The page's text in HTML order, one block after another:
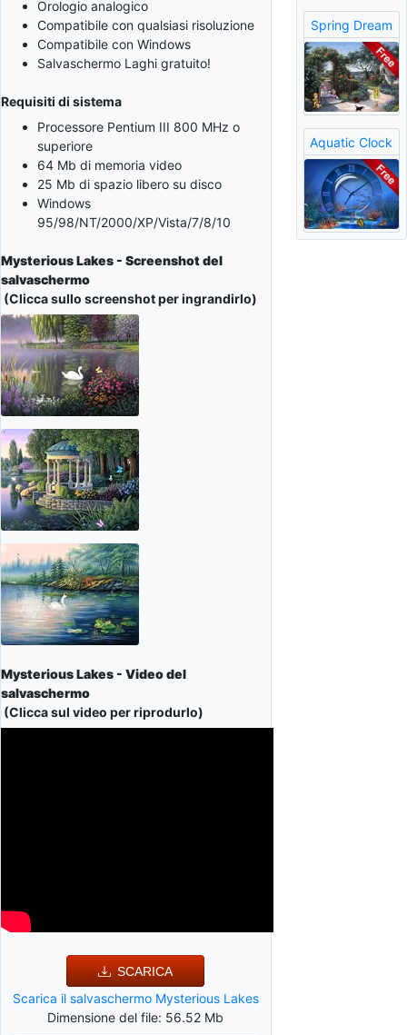
Orologio analogico
Compatibile con qualsiasi risoluzione
Compatibile con Windows
Salvaschermo Laghi gratuito!
Requisiti di sistema
Processore Pentium III 800 MHz o
superiore
64 Mb di memoria video
25 Mb di spazio libero su disco
Windows
95/98/NT/2000/XP/Vista/7/8/10
Mysterious Lakes - Screenshot del
salvaschermo
(Clicca sullo screenshot per ingrandirlo)
Mysterious Lakes - Video del
salvaschermo
(Clicca sul video per riprodurlo)
SCARICA
Scarica il salvaschermo Mysterious Lakes
Dimensione del file: 56.52 Mb
Spring Dream
Aquatic Clock